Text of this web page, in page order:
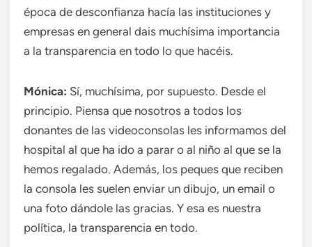
época de desconfianza hacía las instituciones y
empresas en general dais muchísima importancia
a la transparencia en todo lo que hacéis.
Mónica: Sí, muchísima, por supuesto. Desde el
principio. Piensa que nosotros a todos los
donantes de las videoconsolas les informamos del
hospital al que ha ido a parar o al niño al que se la
hemos regalado. Además, los peques que reciben
la consola les suelen enviar un dibujo, un email o
una foto dándole las gracias. Y esa es nuestra
política, la transparencia en todo.